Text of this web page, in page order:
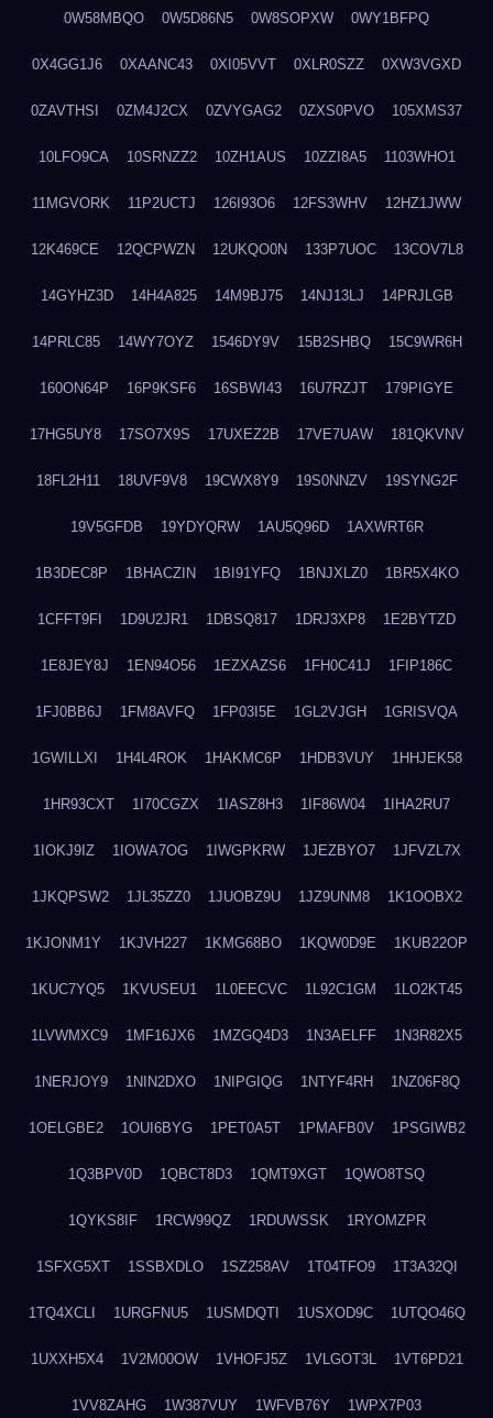
0W58MBQO 0W5D86N5 0W8SOPXW 0WY1BFPQ
0X4GG1J6 0XAANC43 0XI05VVT 0XLR0SZZ 0XW3VGXD
0ZAVTHSI 0ZM4J2CX 0ZVYGAG2 0ZXS0PVO 105XMS37
10LFO9CA 10SRNZZ2 10ZH1AUS 10ZZI8A5 1103WHO1
11MGVORK 11P2UCTJ 126I93O6 12FS3WHV 12HZ1JWW
12K469CE 12QCPWZN 12UKQO0N 133P7UOC 13COV7L8
14GYHZ3D 14H4A825 14M9BJ75 14NJ13LJ 14PRJLGB
14PRLC85 14WY7OYZ 1546DY9V 15B2SHBQ 15C9WR6H
160ON64P 16P9KSF6 16SBWI43 16U7RZJT 179PIGYE
17HG5UY8 17SO7X9S 17UXEZ2B 17VE7UAW 181QKVNV
18FL2H11 18UVF9V8 19CWX8Y9 19S0NNZV 19SYNG2F
19V5GFDB 19YDYQRW 1AU5Q96D 1AXWRT6R
1B3DEC8P 1BHACZIN 1BI91YFQ 1BNJXLZ0 1BR5X4KO
1CFFT9FI 1D9U2JR1 1DBSQ817 1DRJ3XP8 1E2BYTZD
1E8JEY8J 1EN94O56 1EZXAZS6 1FH0C41J 1FIP186C
1FJ0BB6J 1FM8AVFQ 1FP03I5E 1GL2VJGH 1GRISVQA
1GWILLXI 1H4L4ROK 1HAKMC6P 1HDB3VUY 1HHJEK58
1HR93CXT 1I70CGZX 1IASZ8H3 1IF86W04 1IHA2RU7
1IOKJ9IZ 1IOWA7OG 1IWGPKRW 1JEZBYO7 1JFVZL7X
1JKQPSW2 1JL35ZZ0 1JUOBZ9U 1JZ9UNM8 1K1OOBX2
1KJONM1Y 1KJVH227 1KMG68BO 1KQW0D9E 1KUB22OP
1KUC7YQ5 1KVUSEU1 1L0EECVC 1L92C1GM 1LO2KT45
1LVWMXC9 1MF16JX6 1MZGQ4D3 1N3AELFF 1N3R82X5
1NERJOY9 1NIN2DXO 1NIPGIQG 1NTYF4RH 1NZ06F8Q
1OELGBE2 1OUI6BYG 1PET0A5T 1PMAFB0V 1PSGIWB2
1Q3BPV0D 1QBCT8D3 1QMT9XGT 1QWO8TSQ
1QYKS8IF 1RCW99QZ 1RDUWSSK 1RYOMZPR
1SFXG5XT 1SSBXDLO 1SZ258AV 1T04TFO9 1T3A32QI
1TQ4XCLI 1URGFNU5 1USMDQTI 1USXOD9C 1UTQO46Q
1UXXH5X4 1V2M00OW 1VHOFJ5Z 1VLGOT3L 1VT6PD21
1VV8ZAHG 1W387VUY 1WFVB76Y 1WPX7P03